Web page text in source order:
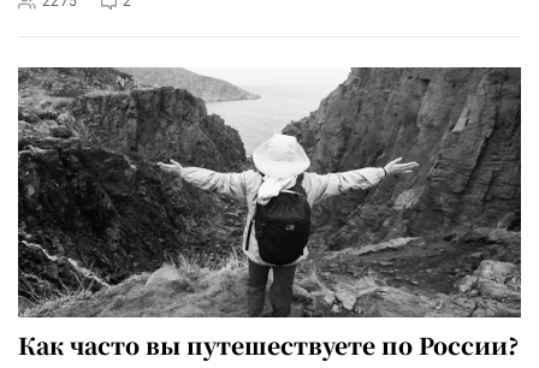
Как часто вы путешествуете по России?